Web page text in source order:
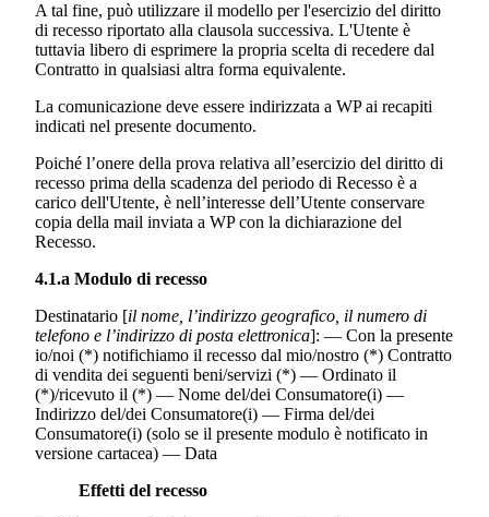
A tal fine, può utilizzare il modello per l'esercizio del diritto
di recesso riportato alla clausola successiva. L'Utente è
tuttavia libero di esprimere la propria scelta di recedere dal
Contratto in qualsiasi altra forma equivalente.
La comunicazione deve essere indirizzata a WP ai recapiti
indicati nel presente documento.
Poiché l’onere della prova relativa all’esercizio del diritto di
recesso prima della scadenza del periodo di Recesso è a
carico dell'Utente, è nell’interesse dell’Utente conservare
copia della mail inviata a WP con la dichiarazione del
Recesso.
4.1.a Modulo di recesso
Destinatario [il nome, l’indirizzo geografico, il numero di
telefono e l’indirizzo di posta elettronica]: — Con la presente
io/noi (*) notifichiamo il recesso dal mio/nostro (*) Contratto
di vendita dei seguenti beni/servizi (*) — Ordinato il
(*)/ricevuto il (*) — Nome del/dei Consumatore(i) —
Indirizzo del/dei Consumatore(i) — Firma del/dei
Consumatore(i) (solo se il presente modulo è notificato in
versione cartacea) — Data
Effetti del recesso